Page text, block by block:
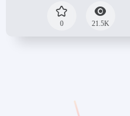
0 21.5K